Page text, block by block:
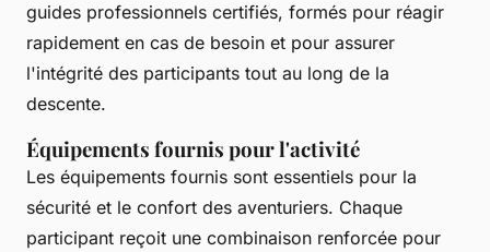
guides professionnels certifiés, formés pour réagir
rapidement en cas de besoin et pour assurer
l'intégrité des participants tout au long de la
descente.
Équipements fournis pour l'activité
Les équipements fournis sont essentiels pour la
sécurité et le confort des aventuriers. Chaque
participant reçoit une combinaison renforcée pour